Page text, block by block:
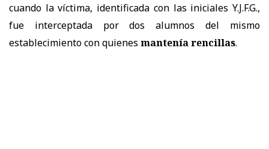
cuando la víctima, identificada con las iniciales Y.J.F.G.,
fue interceptada por dos alumnos del mismo
establecimiento con quienes mantenía rencillas.